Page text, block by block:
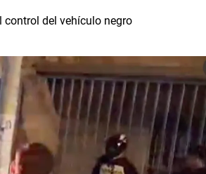
control del vehículo negro